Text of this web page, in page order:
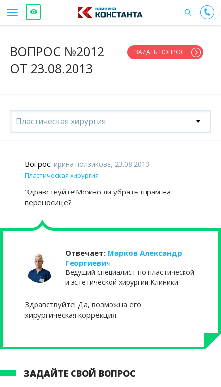
ВОПРОС №2012
ОТ 23.08.2013
ЗАДАТЬ ВОПРОС
Пластическая хирургия
Вопрос: ирина ползикова, 23.08.2013
Пластическая хирургия
Здравствуйте!Можно ли убрать шрам на
переносице?
Отвечает: Марков Александр
Георгиевич
Ведущий специалист по пластической
и эстетической хирургии Клиники
Здравствуйте! Да, возможна его
хирургическая коррекция.
ЗАДАЙТЕ СВОЙ ВОПРОС